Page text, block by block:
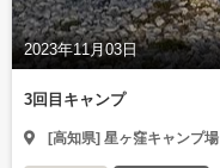
2023年11月03日
3回目キャンプ
[高知県] 星ヶ窪キャンプ場